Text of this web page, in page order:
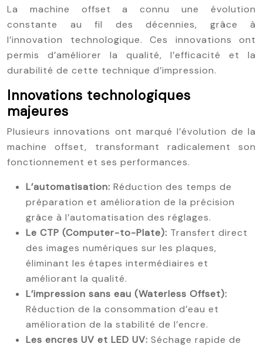
La machine offset a connu une évolution
constante au fil des décennies, grâce à
l’innovation technologique. Ces innovations ont
permis d’améliorer la qualité, l’efficacité et la
durabilité de cette technique d’impression.
Innovations technologiques
majeures
Plusieurs innovations ont marqué l’évolution de la
machine offset, transformant radicalement son
fonctionnement et ses performances.
L’automatisation: Réduction des temps de
préparation et amélioration de la précision
grâce à l’automatisation des réglages.
Le CTP (Computer-to-Plate): Transfert direct
des images numériques sur les plaques,
éliminant les étapes intermédiaires et
améliorant la qualité.
L’impression sans eau (Waterless Offset):
Réduction de la consommation d’eau et
amélioration de la stabilité de l’encre.
Les encres UV et LED UV: Séchage rapide de